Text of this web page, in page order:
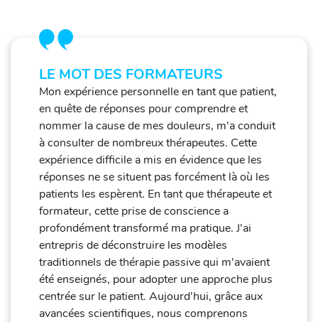
LE MOT DES FORMATEURS
Mon expérience personnelle en tant que patient,
en quête de réponses pour comprendre et
nommer la cause de mes douleurs, m'a conduit
à consulter de nombreux thérapeutes. Cette
expérience difficile a mis en évidence que les
réponses ne se situent pas forcément là où les
patients les espèrent. En tant que thérapeute et
formateur, cette prise de conscience a
profondément transformé ma pratique. J'ai
entrepris de déconstruire les modèles
traditionnels de thérapie passive qui m'avaient
été enseignés, pour adopter une approche plus
centrée sur le patient. Aujourd'hui, grâce aux
avancées scientifiques, nous comprenons